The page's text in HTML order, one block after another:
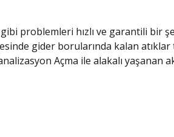
gibi problemleri hızlı ve garantili
gider borularında kalan atıklar
Açma ile alakalı yaşanan